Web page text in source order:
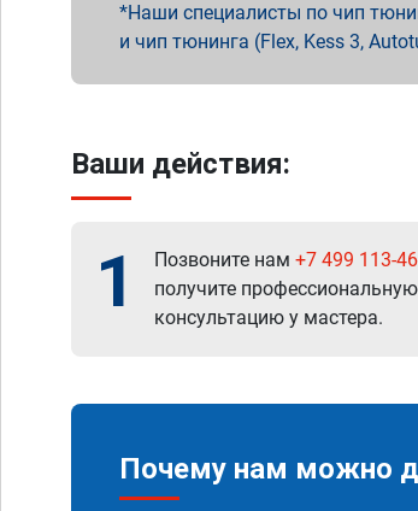
Наши специалисты по чип
и чип тюнинга (Flex, Kess 3,
Ваши действия:
1 Позвоните нам +7 499 113-
получите профессиональную
консультацию у мастера.
Почему нам можно